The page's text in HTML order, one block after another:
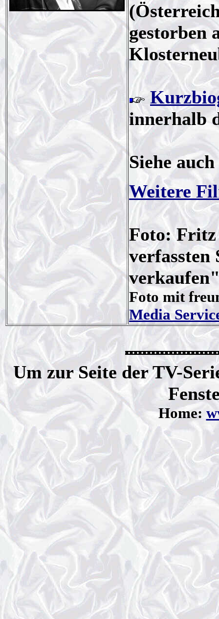
gestorben
innerhalb
Siehe auch
Weitere
Foto:
Foto mit
Media
Um zur Seite der TV-
Home: